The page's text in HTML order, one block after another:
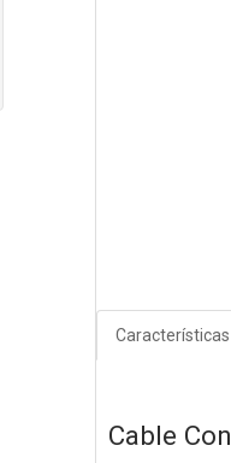
Características
Cable